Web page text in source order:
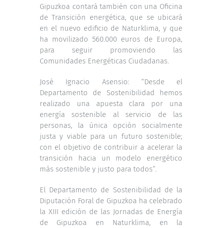
Gipuzkoa contará también con una Oficina
de Transición energética, que se ubicará
en el nuevo edificio de Naturklima, y que
ha movilizado 560.000 euros de Europa,
para seguir promoviendo las
Comunidades Energéticas Ciudadanas.
José Ignacio Asensio: “Desde el
Departamento de Sostenibilidad hemos
realizado una apuesta clara por una
energía sostenible al servicio de las
personas, la única opción socialmente
justa y viable para un futuro sostenible;
con el objetivo de contribuir a acelerar la
transición hacia un modelo energético
más sostenible y justo para todos”.
El Departamento de Sostenibilidad de la
Diputación Foral de Gipuzkoa ha celebrado
la XIII edición de las Jornadas de Energía
de Gipuzkoa en Naturklima, en la